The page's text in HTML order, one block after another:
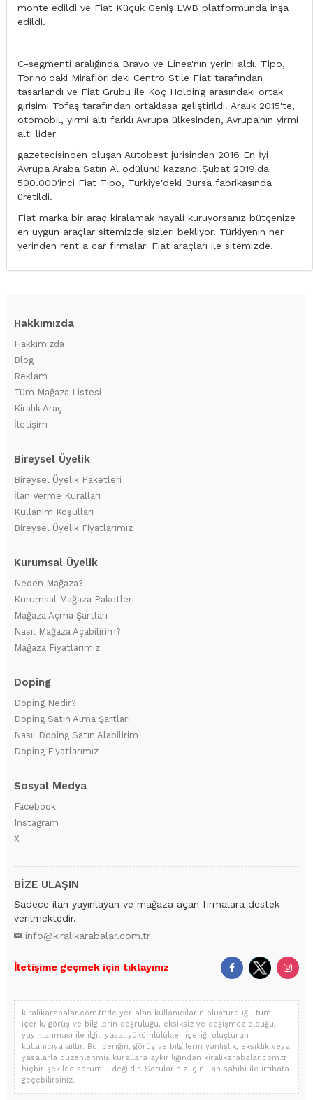
monte edildi ve Fiat Küçük Geniş LWB platformunda inşa
edildi.
C-segmenti aralığında Bravo ve Linea'nın yerini aldı. Tipo,
Torino'daki Mirafiori'deki Centro Stile Fiat tarafından
tasarlandı ve Fiat Grubu ile Koç Holding arasındaki ortak
girişimi Tofaş tarafından ortaklaşa geliştirildi. Aralık 2015'te,
otomobil, yirmi altı farklı Avrupa ülkesinden, Avrupa'nın yirmi
altı lider
gazetecisinden oluşan Autobest jürisinden 2016 En İyi
Avrupa Araba Satın Al ödülünü kazandı.Şubat 2019'da
500.000'inci Fiat Tipo, Türkiye'deki Bursa fabrikasında
üretildi.
Fiat marka bir araç kiralamak hayali kuruyorsanız bütçenize
en uygun araçlar sitemizde sizleri bekliyor. Türkiyenin her
yerinden rent a car firmaları Fiat araçları ile sitemizde.
Hakkımızda
Hakkımızda
Blog
Reklam
Tüm Mağaza Listesi
Kiralık Araç
İletişim
Bireysel Üyelik
Bireysel Üyelik Paketleri
İlan Verme Kuralları
Kullanım Koşulları
Bireysel Üyelik Fiyatlarımız
Kurumsal Üyelik
Neden Mağaza?
Kurumsal Mağaza Paketleri
Mağaza Açma Şartları
Nasıl Mağaza Açabilirim?
Mağaza Fiyatlarımız
Doping
Doping Nedir?
Doping Satın Alma Şartları
Nasıl Doping Satın Alabilirim
Doping Fiyatlarımız
Sosyal Medya
Facebook
Instagram
X
BİZE ULAŞIN
Sadece ilan yayınlayan ve mağaza açan firmalara destek
verilmektedir.
info@kiralikarabalar.com.tr
İletişime geçmek için tıklayınız
kiralikarabalar.com.tr'de yer alan kullanıcıların oluşturduğu tüm
içerik, görüş ve bilgilerin doğruluğu, eksiksiz ve değişmez olduğu,
yayınlanması ile ilgili yasal yükümlülükler içeriği oluşturan
kullanıcıya aittir. Bu içeriğin, görüş ve bilgilerin yanlışlık, eksiklik veya
yasalarla düzenlenmiş kurallara aykırılığından kiralikarabalar.com.tr
hiçbir şekilde sorumlu değildir. Sorularınız için ilan sahibi ile irtibata
geçebilirsiniz.